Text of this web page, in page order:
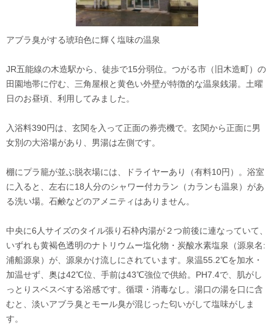
アブラ臭がする琥珀色に輝く塩味の温泉
JR五能線の木造駅から、徒歩で15分弱位。つがる市（旧木造町）の
田園地帯に佇む、三角屋根と黄色い外壁が特徴的な温泉銭湯。土曜
日のお昼頃、利用してみました。
入浴料390円は、玄関を入って正面の券売機で。玄関から正面に男
女別の大浴場があり、男湯は左側です。
棚にプラ籠が並ぶ脱衣場には、ドライヤーあり（有料10円）。浴室
に入ると、左右に18人分のシャワー付カラン（カランも温泉）があ
る洗い場。石鹸などのアメニティはありません。
中央に6人サイズのタイル張り石枠内湯が２つ前後に連なっていて、
いずれも黄褐色透明のナトリウムー塩化物・炭酸水素塩泉（源泉名:
浦船源泉）が、源泉かけ流しにされています。泉温55.2℃を加水・
加温せず、奥は42℃位、手前は43℃強位で供給。PH7.4で、肌がし
っとりスベスベする浴感です。循環・消毒なし。湯口の湯を口に含
むと、淡いアブラ臭とモール臭が混じった匂いがして塩味がしま
す。